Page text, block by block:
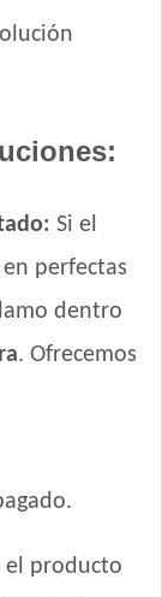
Si el
perfectas
dentro
. Ofrecemos
el producto